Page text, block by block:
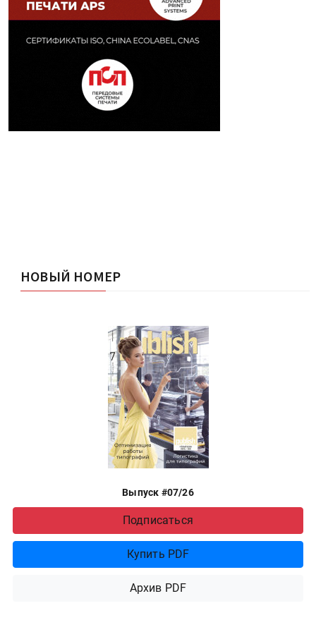
НОВЫЙ НОМЕР
Выпуск #07/26
Подписаться
Купить PDF
Архив PDF